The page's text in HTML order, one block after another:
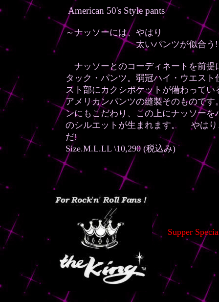
American 50's Style pants
～ナッソーには、やはり
太いパンツが似合う!
ナッソーとのコーディネートを前提
タック・パンツ。弱冠ハイ・ウエスト
スト部にカクシポケットが備わってい
アメリカンパンツの縫製そのものです
ンにもこだわり、この上にナッソーを
のシルエットが生まれます。 やはり
だ!
Size.M.L.LL \10,290 (税込み)
Supper
&